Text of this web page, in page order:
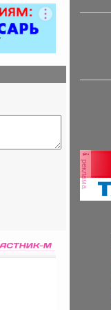
реклама